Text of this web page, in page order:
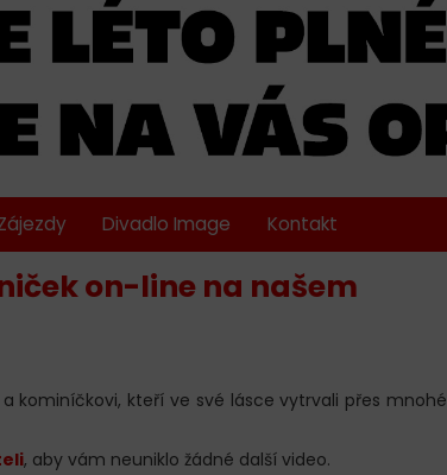
Divadlo Image Kontakt
on-line na našem
kominíčkovi, kteří ve své lásce vytrvali přes mnohé
, aby vám neuniklo žádné další video.